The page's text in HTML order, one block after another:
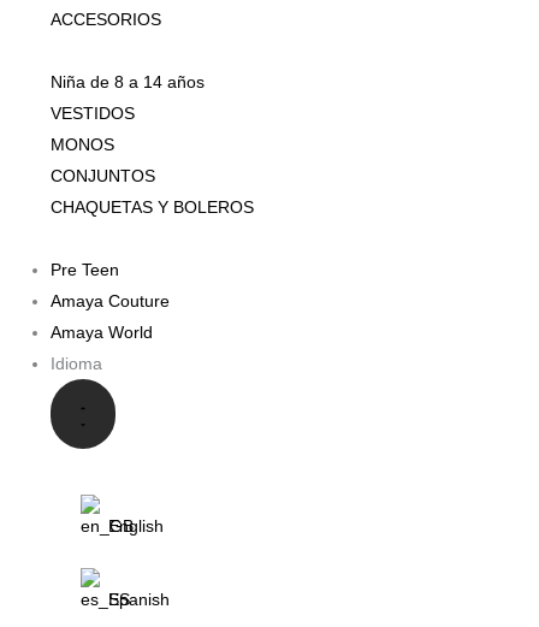
ACCESORIOS
Niña de 8 a 14 años
VESTIDOS
MONOS
CONJUNTOS
CHAQUETAS Y BOLEROS
Pre Teen
Amaya Couture
Amaya World
Idioma
English
Spanish